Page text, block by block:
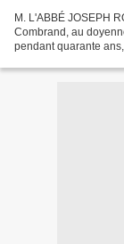
M. L'ABBÉ JOSEPH
Combrand, au
pendant quarante